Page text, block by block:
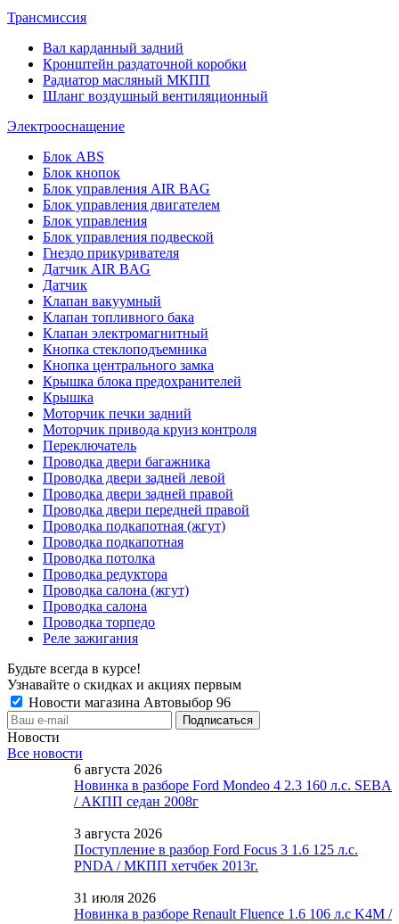
Трансмиссия
Вал карданный задний
Кронштейн раздаточной коробки
Радиатор масляный МКПП
Шланг воздушный вентиляционный
Электрооснащение
Блок ABS
Блок кнопок
Блок управления AIR BAG
Блок управления двигателем
Блок управления
Блок управления подвеской
Гнездо прикуривателя
Датчик AIR BAG
Датчик
Клапан вакуумный
Клапан топливного бака
Клапан электромагнитный
Кнопка стеклоподъемника
Кнопка центрального замка
Крышка блока предохранителей
Крышка
Моторчик печки задний
Моторчик привода круиз контроля
Переключатель
Проводка двери багажника
Проводка двери задней левой
Проводка двери задней правой
Проводка двери передней правой
Проводка подкапотная (жгут)
Проводка подкапотная
Проводка потолка
Проводка редуктора
Проводка салона (жгут)
Проводка салона
Проводка торпедо
Реле зажигания
Будьте всегда в курсе!
Узнавайте о скидках и акциях первым
Новости магазина Автовыбор 96
Новости
Все новости
6 августа 2026
Новинка в разборе Ford Mondeo 4 2.3 160 л.с. SEBA
/ АКПП седан 2008г
3 августа 2026
Поступление в разбор Ford Focus 3 1.6 125 л.с.
PNDA / МКПП хетчбек 2013г.
31 июля 2026
Новинка в разборе Renault Fluence 1.6 106 л.с K4M /